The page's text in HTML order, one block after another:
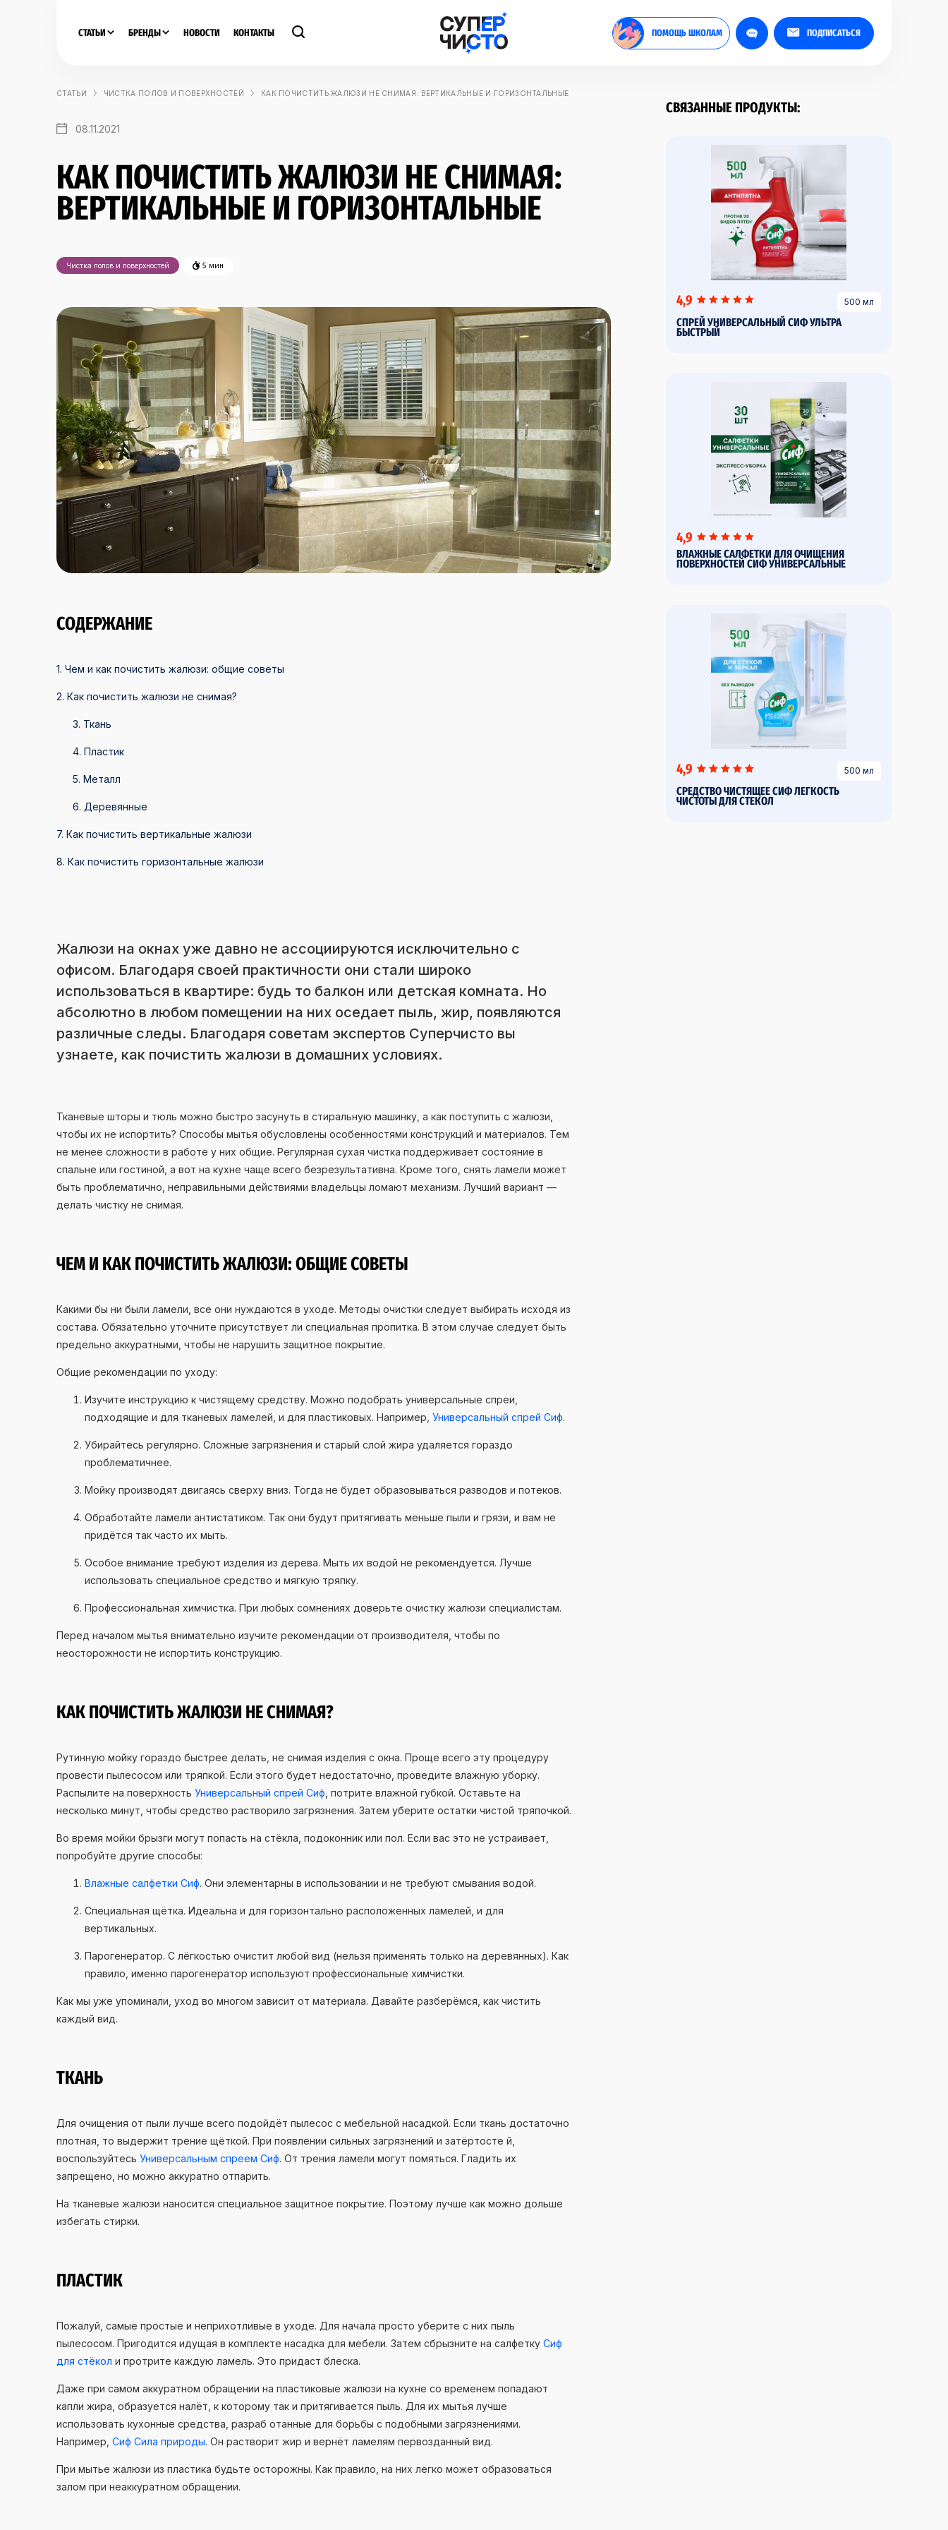
СТАТЬИ БРЕНДЫ НОВОСТИ КОНТАКТЫ ПОМОЩЬ ШКОЛАМ ПОДПИСАТЬСЯ
СТАТЬИ ЧИСТКА ПОЛОВ И ПОВЕРХНОСТЕЙ КАК ПОЧИСТИТЬ ЖАЛЮЗИ НЕ СНИМАЯ: ВЕРТИКАЛЬНЫЕ И ГОРИЗОНТАЛЬНЫЕ
08.11.2021
КАК ПОЧИСТИТЬ ЖАЛЮЗИ НЕ СНИМАЯ:
ВЕРТИКАЛЬНЫЕ И ГОРИЗОНТАЛЬНЫЕ
Чистка полов и поверхностей 5 мин
СОДЕРЖАНИЕ
1. Чем и как почистить жалюзи: общие советы
2. Как почистить жалюзи не снимая?
3. Ткань
4. Пластик
5. Металл
6. Деревянные
7. Как почистить вертикальные жалюзи
8. Как почистить горизонтальные жалюзи
Жалюзи на окнах уже давно не ассоциируются исключительно с
офисом. Благодаря своей практичности они стали широко
использоваться в квартире: будь то балкон или детская комната. Но
абсолютно в любом помещении на них оседает пыль, жир, появляются
различные следы. Благодаря советам экспертов Суперчисто вы
узнаете, как почистить жалюзи в домашних условиях.
Тканевые шторы и тюль можно быстро засунуть в стиральную машинку, а как поступить с жалюзи,
чтобы их не испортить? Способы мытья обусловлены особенностями конструкций и материалов. Тем
не менее сложности в работе у них общие. Регулярная сухая чистка поддерживает состояние в
спальне или гостиной, а вот на кухне чаще всего безрезультативна. Кроме того, снять ламели может
быть проблематично, неправильными действиями владельцы ломают механизм. Лучший вариант —
делать чистку не снимая.
ЧЕМ И КАК ПОЧИСТИТЬ ЖАЛЮЗИ: ОБЩИЕ СОВЕТЫ
Какими бы ни были ламели, все они нуждаются в уходе. Методы очистки следует выбирать исходя из
состава. Обязательно уточните присутствует ли специальная пропитка. В этом случае следует быть
предельно аккуратными, чтобы не нарушить защитное покрытие.
Общие рекомендации по уходу:
Изучите инструкцию к чистящему средству. Можно подобрать универсальные спреи,
подходящие и для тканевых ламелей, и для пластиковых. Например, Универсальный спрей Сиф.
Убирайтесь регулярно. Сложные загрязнения и старый слой жира удаляется гораздо
проблематичнее.
Мойку производят двигаясь сверху вниз. Тогда не будет образовываться разводов и потеков.
Обработайте ламели антистатиком. Так они будут притягивать меньше пыли и грязи, и вам не
придётся так часто их мыть.
Особое внимание требуют изделия из дерева. Мыть их водой не рекомендуется. Лучше
использовать специальное средство и мягкую тряпку.
Профессиональная химчистка. При любых сомнениях доверьте очистку жалюзи специалистам.
Перед началом мытья внимательно изучите рекомендации от производителя, чтобы по
неосторожности не испортить конструкцию.
КАК ПОЧИСТИТЬ ЖАЛЮЗИ НЕ СНИМАЯ?
Рутинную мойку гораздо быстрее делать, не снимая изделия с окна. Проще всего эту процедуру
провести пылесосом или тряпкой. Если этого будет недостаточно, проведите влажную уборку.
Распылите на поверхность Универсальный спрей Сиф , потрите влажной губкой. Оставьте на
несколько минут, чтобы средство растворило загрязнения. Затем уберите остатки чистой тряпочкой.
Во время мойки брызги могут попасть на стёкла, подоконник или пол. Если вас это не устраивает,
попробуйте другие способы:
Влажные салфетки Сиф. Они элементарны в использовании и не требуют смывания водой.
Специальная щётка. Идеальна и для горизонтально расположенных ламелей, и для
вертикальных.
Парогенератор. С лёгкостью очистит любой вид (нельзя применять только на деревянных). Как
правило, именно парогенератор используют профессиональные химчистки.
Как мы уже упоминали, уход во многом зависит от материала. Давайте разберёмся, как чистить
каждый вид.
ТКАНЬ
Для очищения от пыли лучше всего подойдёт пылесос с мебельной насадкой. Если ткань достаточно
плотная, то выдержит трение щёткой. При появлении сильных загрязнений и затёртосте й,
воспользуйтесь Универсальным спреем Сиф. От трения ламели могут помяться. Гладить их
запрещено, но можно аккуратно отпарить.
На тканевые жалюзи наносится специальное защитное покрытие. Поэтому лучше как можно дольше
избегать стирки.
ПЛАСТИК
Пожалуй, самые простые и неприхотливые в уходе. Для начала просто уберите с них пыль
пылесосом. Пригодится идущая в комплекте насадка для мебели. Затем сбрызните на салфетку Сиф
для стёкол и протрите каждую ламель. Это придаст блеска.
Даже при самом аккуратном обращении на пластиковые жалюзи на кухне со временем попадают
капли жира, образуется налёт, к которому так и притягивается пыль. Для их мытья лучше
использовать кухонные средства, разраб отанные для борьбы с подобными загрязнениями.
Например, Сиф Сила природы. Он растворит жир и вернёт ламелям первозданный вид.
При мытье жалюзи из пластика будьте осторожны. Как правило, на них легко может образоваться
залом при неаккуратном обращении.
СВЯЗАННЫЕ ПРОДУКТЫ:
4,9 500 мл
СПРЕЙ УНИВЕРСАЛЬНЫЙ СИФ УЛЬТРА
БЫСТРЫЙ
4,9
ВЛАЖНЫЕ САЛФЕТКИ ДЛЯ ОЧИЩЕНИЯ
ПОВЕРХНОСТЕЙ СИФ УНИВЕРСАЛЬНЫЕ
4,9 500 мл
СРЕДСТВО ЧИСТЯЩЕЕ СИФ ЛЕГКОСТЬ
ЧИСТОТЫ ДЛЯ СТЕКОЛ